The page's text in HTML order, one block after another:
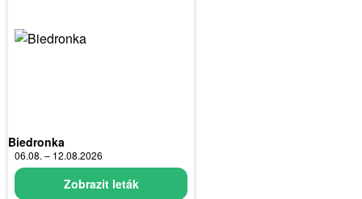
Biedronka
06.08. – 12.08.2026
Zobrazit leták